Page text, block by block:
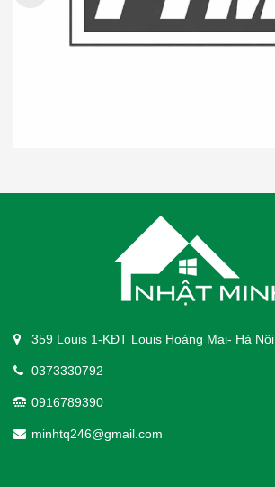
359 Louis 1-KĐT Louis Hoàng Mai- Hà Nội
0373330792
0916789390
minhtq246@gmail.com